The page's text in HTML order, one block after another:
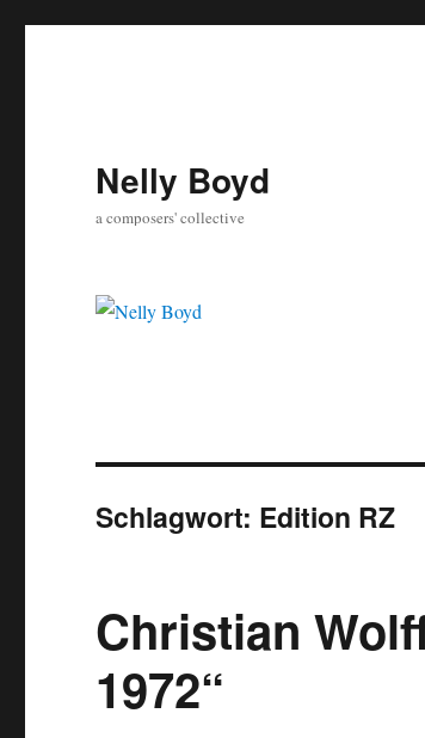
Nelly Boyd
a composers' collective
Schlagwort: Edition RZ
Christian
1972“